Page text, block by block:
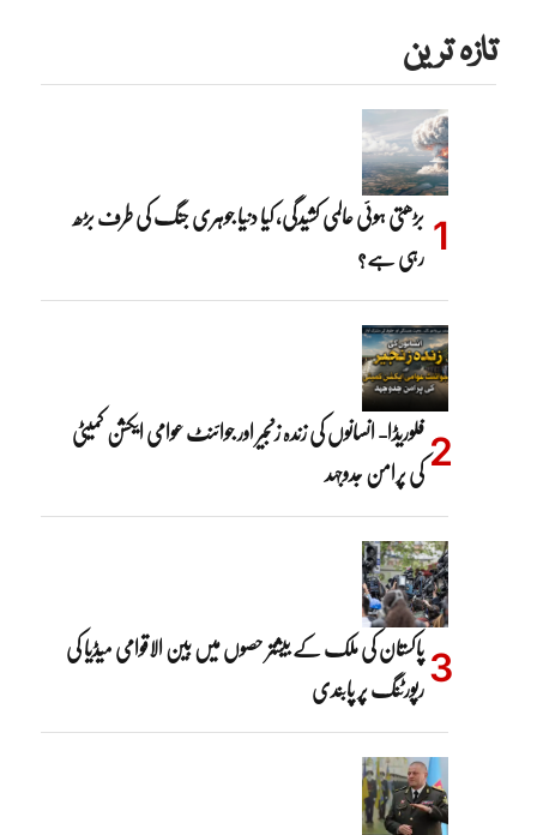
تازہ ترین
بڑھتی ہوئی عالمی کشیدگی، کیا دنیا جوہری جنگ کی طرف بڑھ
رہی ہے؟
فلوریڈا- انسانوں کی زندہ زنجیر اور جوائنٹ عوامی ایکشن کمیٹی
کی پرامن جدوجہد
پاکستان کی ملک کے بیشتر حصوں میں بین الاقوامی میڈیا کی
رپورٹنگ پر پابندی